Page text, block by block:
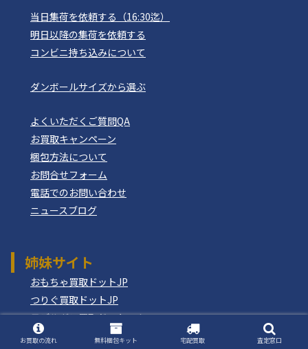
当日集荷を依頼する（16:30迄）
明日以降の集荷を依頼する
コンビニ持ち込みについて
ダンボールサイズから選ぶ
よくいただくご質問QA
お買取キャンペーン
梱包方法について
お問合せフォーム
電話でのお問い合わせ
ニュースブログ
姉妹サイト
おもちゃ買取ドットJP
つりぐ買取ドットJP
モデルガン買取ドットコム
もけいのどらねこ堂
お買取の流れ 無料梱包キット 宅配買取 査定窓口